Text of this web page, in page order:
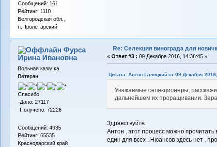
Сообщений: 161
Рейтинг: 1110
Белгородская обл.,
п.Пролетарский
Фурса
Ирина Ивановна
Вольная казачка
Ветеран
Спасибо
-Дано: 27117
-Получено: 72226
Сообщений: 4935
Рейтинг: 65535
Краснодарский край
Re: Селекция винограда для
« Ответ #3 : 09 Декабря 2016, 14:38:45 »
Цитата: Антон Галицкий от 09 Декабря
Уважаемые селекционеры,
дальнейшем их проращивании.
Здравствуйте.
Антон , этот процесс можно
един для всех . Нюансов здесь нет ,